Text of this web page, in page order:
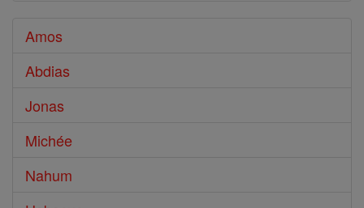
Amos
Abdias
Jonas
Michée
Nahum